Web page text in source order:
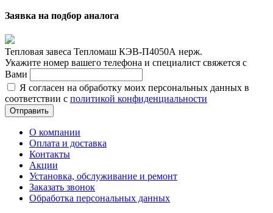
Заявка на подбор аналога
Тепловая завеса Тепломаш КЭВ-П4050А нерж.
Укажите номер вашего телефона и специалист свяжется с
Вами
Я согласен на обработку моих персональных данных в
соответствии с политикой конфиденциальности
Отправить
О компании
Оплата и доставка
Контакты
Акции
Установка, обслуживание и ремонт
Заказать звонок
Обработка персональных данных